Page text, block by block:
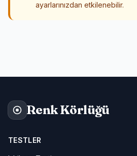
ayarlarınızdan etkilenebilir.
Renk Körlüğü
TESTLER